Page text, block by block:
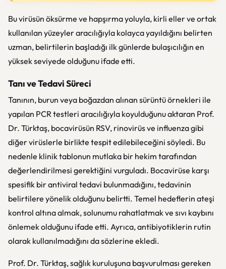
Bu virüsün öksürme ve hapşırma yoluyla, kirli eller ve ortak
kullanılan yüzeyler aracılığıyla kolayca yayıldığını belirten
uzman, belirtilerin başladığı ilk günlerde bulaşıcılığın en
yüksek seviyede olduğunu ifade etti.
Tanı ve Tedavi Süreci
Tanının, burun veya boğazdan alınan sürüntü örnekleri ile
yapılan PCR testleri aracılığıyla koyulduğunu aktaran Prof.
Dr. Türktaş, bocavirüsün RSV, rinovirüs ve influenza gibi
diğer virüslerle birlikte tespit edilebileceğini söyledi. Bu
nedenle klinik tablonun mutlaka bir hekim tarafından
değerlendirilmesi gerektiğini vurguladı. Bocavirüse karşı
spesifik bir antiviral tedavi bulunmadığını, tedavinin
belirtilere yönelik olduğunu belirtti. Temel hedeflerin ateşi
kontrol altına almak, solunumu rahatlatmak ve sıvı kaybını
önlemek olduğunu ifade etti. Ayrıca, antibiyotiklerin rutin
olarak kullanılmadığını da sözlerine ekledi.
Prof. Dr. Türktaş, sağlık kuruluşuna başvurulması gereken